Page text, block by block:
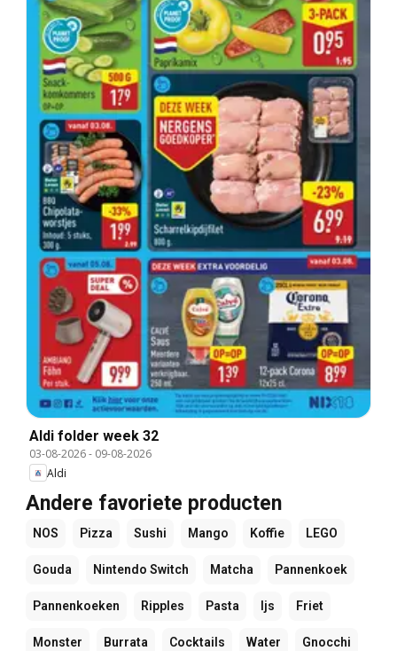
Aldi folder week 32
03-08-2026- 09-08-2026
Aldi
Andere favoriete producten
NOS Pizza Sushi Mango Koffie LEGO
Gouda Nintendo Switch Matcha Pannenkoek
Pannenkoeken Ripples Pasta Ijs Friet
Monster Burrata Cocktails Water Gnocchi